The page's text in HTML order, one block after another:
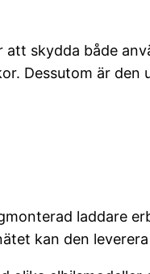
skydda både
Dessutom är
laddare
kan den